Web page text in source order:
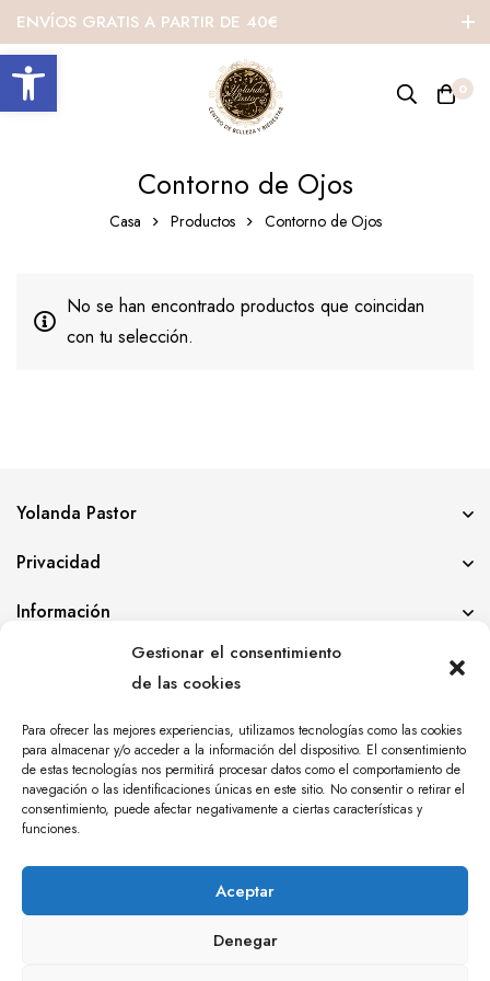
Abrir barra de herramientas
Gestionar el consentimiento
de las cookies
Para ofrecer las mejores experiencias, utilizamos tecnologías como las cookies
para almacenar y/o acceder a la información del dispositivo. El consentimiento
de estas tecnologías nos permitirá procesar datos como el comportamiento de
navegación o las identificaciones únicas en este sitio. No consentir o retirar el
consentimiento, puede afectar negativamente a ciertas características y
funciones.
Aceptar
Denegar
ENVÍOS GRATIS A PARTIR DE 40€
0
Contorno de Ojos
Casa Productos Contorno de Ojos
No se han encontrado productos que coincidan
con tu selección.
Yolanda Pastor
Privacidad
Información
© YOLANDA PASTOR 2024. TODOS LOS DERECHOS
RESERVADOS. AGENCIA DE COMUNICACIÓN
ÁNGULO TRES.